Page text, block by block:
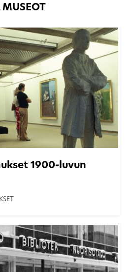
MUSEOT
1900-luvun